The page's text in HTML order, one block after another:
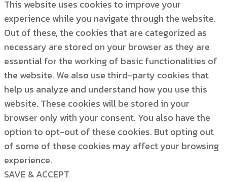
This website uses cookies to improve your
experience while you navigate through the website.
Out of these, the cookies that are categorized as
necessary are stored on your browser as they are
essential for the working of basic functionalities of
the website. We also use third-party cookies that
help us analyze and understand how you use this
website. These cookies will be stored in your
browser only with your consent. You also have the
option to opt-out of these cookies. But opting out
of some of these cookies may affect your browsing
experience.
SAVE & ACCEPT